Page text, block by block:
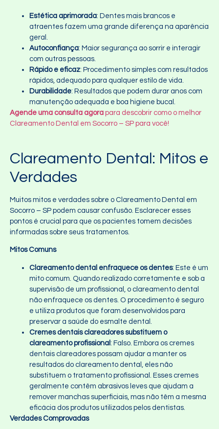
Estética aprimorada: Dentes mais brancos e
atraentes fazem uma grande diferença na aparência
geral.
Autoconfiança: Maior segurança ao sorrir e interagir
com outras pessoas.
Rápido e eficaz: Procedimento simples com resultados
rápidos, adequado para qualquer estilo de vida.
Durabilidade: Resultados que podem durar anos com
manutenção adequada e boa higiene bucal.
Agende uma consulta agora para descobrir como o melhor
Clareamento Dental em Socorro – SP para você!
Clareamento Dental: Mitos e
Verdades
Muitos mitos e verdades sobre o Clareamento Dental em
Socorro – SP podem causar confusão. Esclarecer esses
pontos é crucial para que os pacientes tomem decisões
informadas sobre seus tratamentos.
Mitos Comuns
Clareamento dental enfraquece os dentes: Este é um
mito comum. Quando realizado corretamente e sob a
supervisão de um profissional, o clareamento dental
não enfraquece os dentes. O procedimento é seguro
e utiliza produtos que foram desenvolvidos para
preservar a saúde do esmalte dental.
Cremes dentais clareadores substituem o
clareamento profissional : Falso. Embora os cremes
dentais clareadores possam ajudar a manter os
resultados do clareamento dental, eles não
substituem o tratamento profissional. Esses cremes
geralmente contêm abrasivos leves que ajudam a
remover manchas superficiais, mas não têm a mesma
eficácia dos produtos utilizados pelos dentistas.
Verdades Comprovadas